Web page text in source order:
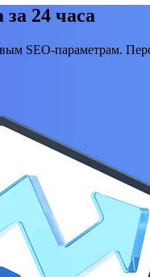
24 часа
SEO-параметрам.